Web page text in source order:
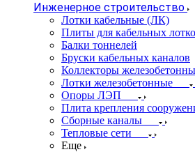
Инженерное строительство
Лотки кабельные (ЛК)
Плиты для кабельных
Балки тоннелей
Бруски кабельных каналов
Коллекторы
Лотки железобетонные
Опоры ЛЭП
Плита крепления
Сборные каналы
Тепловые сети
Еще